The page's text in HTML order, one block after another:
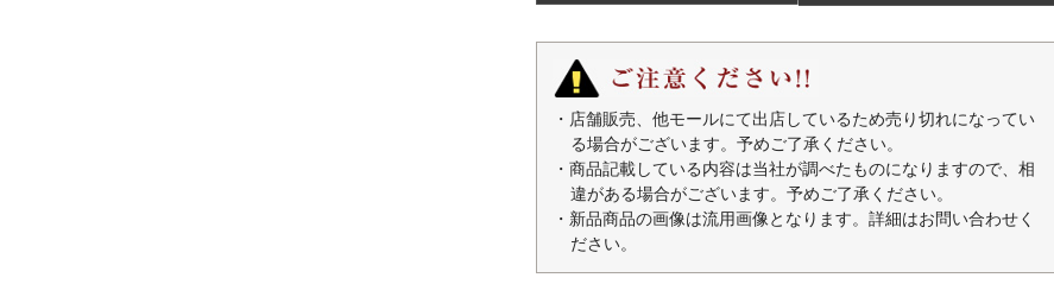
・店舗販売、他モールにて出店しているため売り切れになってい
る場合がございます。予めご了承ください。
・商品記載している内容は当社が調べたものになりますので、相
違がある場合がございます。予めご了承ください。
・新品商品の画像は流用画像となります。詳細はお問い合わせく
ださい。